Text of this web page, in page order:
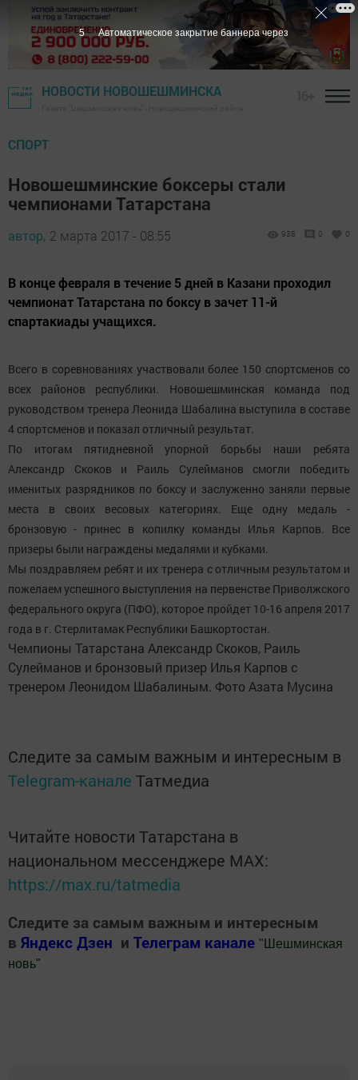
НОВОСТИ НОВОШЕШМИНСКА
СПОРТ
Новошешминские боксеры стали
чемпионами Татарстана
автор, 2 марта 2017 - 08:55 938 0 0
В конце февраля в течение 5 дней в Казани проходил
чемпионат Татарстана по боксу в зачет 11-й
спартакиады учащихся.
Всего в соревнованиях участвовали более 150 спортсменов со
всех районов республики. Новошешминская команда под
руководством тренера Леонида Шабалина выступила в составе
4 спортсменов и показал отличный результат.
По итогам пятидневной упорной борьбы наши ребята
Александр Скоков и Раиль Сулейманов смогли победить
именитых разрядников по боксу и заслуженно заняли первые
места в своих весовых категориях. Еще одну медаль -
бронзовую - принес в копилку команды Илья Карпов. Все
призеры были награждены медалями и кубками.
Мы поздравляем ребят и их тренера с отличным результатом и
пожелаем успешного выступления на первенстве Приволжского
федерального округа (ПФО), которое пройдет 10-16 апреля 2017
года в г. Стерлитамак Республики Башкортостан.
Чемпионы Татарстана Александр Скоков, Раиль
Сулейманов и бронзовый призер Илья Карпов с
тренером Леонидом Шабалиным. Фото Азата Мусина
Следите за самым важным и интересным в
Telegram-канале Татмедиа
Читайте новости Татарстана в
национальном мессенджере MАХ:
https://max.ru/tatmedia
Следите за самым важным и интересным
в Яндекс Дзен и Телеграм канале " Шешминская
новь"
4 Автоматическое закрытие баннера через